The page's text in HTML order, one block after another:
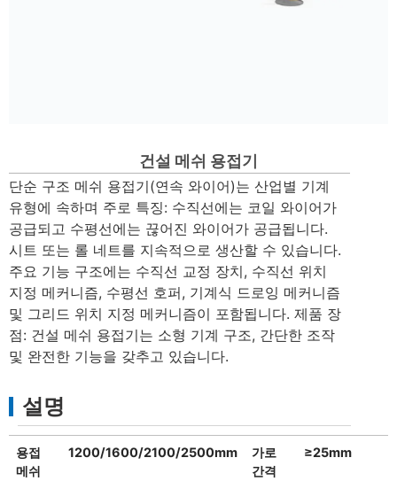
건설 메쉬 용접기
단순 구조 메쉬 용접기(연속 와이어)는 산업별 기계
유형에 속하며 주로 특징: 수직선에는 코일 와이어가
공급되고 수평선에는 끊어진 와이어가 공급됩니다.
시트 또는 롤 네트를 지속적으로 생산할 수 있습니다.
주요 기능 구조에는 수직선 교정 장치, 수직선 위치
지정 메커니즘, 수평선 호퍼, 기계식 드로잉 메커니즘
및 그리드 위치 지정 메커니즘이 포함됩니다. 제품 장
점: 건설 메쉬 용접기는 소형 기계 구조, 간단한 조작
및 완전한 기능을 갖추고 있습니다.
설명
용접
메쉬
1200/1600/2100/2500mm
가로
간격
≥25mm